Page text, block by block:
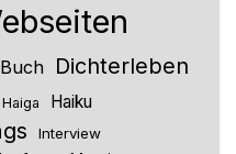
Buch Dichterleben
Haiga Haiku
Interview